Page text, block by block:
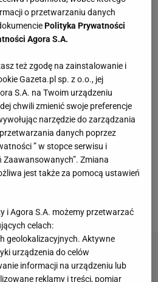
pokazali, że są jedną z
naszym kontynencie. Przed
typowani do
powiedziałbym, że Serbia
lepszym od Polski – mówi
- Natomiast po kontuzji
jednak delikatną przewagę
Finów, a w
o przetwarzaniu danych
Polityka Prywatności
Agora S.A.
też zgodę na zainstalowanie i
Gazeta.pl sp. z o.o., jej
S.A. na Twoim urządzeniu
chwili zmienić swoje preferencje
narzędzie do zarządzania
danych poprzez
” w stopce serwisu i
Zaawansowanych”. Zmiana
jest także za pomocą ustawień
i Agora S.A. możemy przetwarzać
celach:
geolokalizacyjnych. Aktywne
urządzenia do celów
informacji na urządzeniu lub
reklamy i treści, pomiar